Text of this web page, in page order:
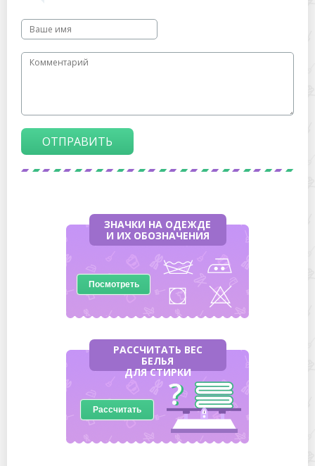
ОТПРАВИТЬ
ЗНАЧКИ НА ОДЕЖДЕ
И ИХ ОБОЗНАЧЕНИЯ
Посмотреть
РАССЧИТАТЬ ВЕС
БЕЛЬЯ
ДЛЯ СТИРКИ
Рассчитать